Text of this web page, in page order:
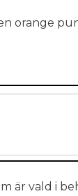
orange
är vald i